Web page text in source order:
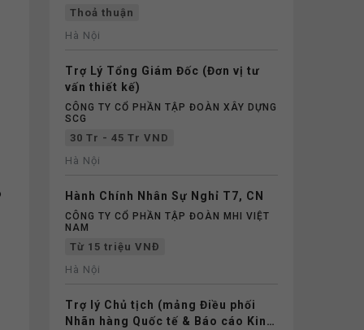
Thoả thuận
Hà Nội
Trợ Lý Tổng Giám Đốc (Đơn vị tư
vấn thiết kế)
CÔNG TY CỔ PHẦN TẬP ĐOÀN XÂY DỰNG
SCG
30 Tr - 45 Tr VND
Hà Nội
Hành Chính Nhân Sự Nghỉ T7, CN
CÔNG TY CỔ PHẦN TẬP ĐOÀN MHI VIỆT
NAM
Từ 15 triệu VNĐ
Hà Nội
Trợ lý Chủ tịch (mảng Điều phối
Nhãn hàng Quốc tế & Báo cáo Kinh